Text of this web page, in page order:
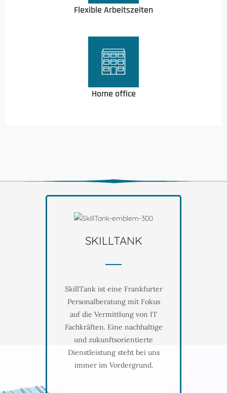
Flexible Arbeitszeiten
Home office
SKILLTANK
SkillTank ist eine Frankfurter
Personalberatung mit Fokus
auf die Vermittlung von IT
Fachkräften. Eine nachhaltige
und zukunftsorientierte
Dienstleistung steht bei uns
immer im Vordergrund.